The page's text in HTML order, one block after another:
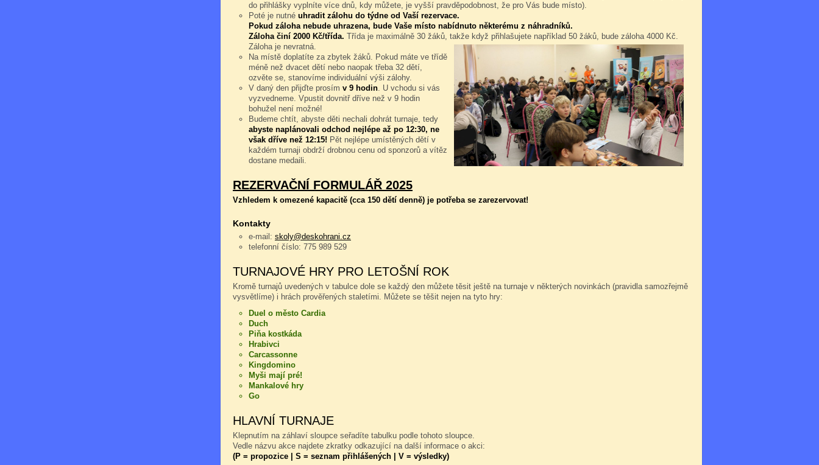
do přihlášky vyplníte více dnů, kdy můžete, je vyšší pravděpodobnost, že pro Vás bude místo).
Poté je nutné uhradit zálohu do týdne od Vaší rezervace.
Pokud záloha nebude uhrazena, bude Vaše místo nabídnuto některému z náhradníků.
Záloha činí 2000 Kč/třída. Třída je maximálně 30 žáků, takže když přihlašujete například 50 žáků, bude záloha 4000 Kč.
Záloha je nevratná.
Na místě doplatíte za zbytek žáků. Pokud máte ve třídě
méně než dvacet dětí nebo naopak třeba 32 dětí,
ozvěte se, stanovíme individuální výši zálohy.
V daný den přijďte prosím v 9 hodin. U vchodu si vás
vyzvedneme. Vpustit dovnitř dříve než v 9 hodin
bohužel není možné!
Budeme chtít, abyste děti nechali dohrát turnaje, tedy
abyste naplánovali odchod nejlépe až po 12:30, ne
však dříve než 12:15! Pět nejlépe umístěných dětí v
každém turnaji obdrží drobnou cenu od sponzorů a vítěz
dostane medaili.
REZERVAČNÍ FORMULÁŘ 2025
Vzhledem k omezené kapacitě (cca 150 dětí denně) je potřeba se zarezervovat!
Kontakty
e-mail: skoly@deskohrani.cz
telefonní číslo: 775 989 529
TURNAJOVÉ HRY PRO LETOŠNÍ ROK
Kromě turnajů uvedených v tabulce dole se každý den můžete těsit ještě na turnaje v některých novinkách (pravidla samozřejmě
vysvětlíme) i hrách prověřených staletími. Můžete se těšit nejen na tyto hry:
Duel o město Cardia
Duch
Piňa kostkáda
Hrabivci
Carcassonne
Kingdomino
Myši mají pré!
Mankalové hry
Go
HLAVNÍ TURNAJE
Klepnutím na záhlaví sloupce seřadíte tabulku podle tohoto sloupce.
Vedle názvu akce najdete zkratky odkazující na další informace o akci:
(P = propozice | S = seznam přihlášených | V = výsledky)